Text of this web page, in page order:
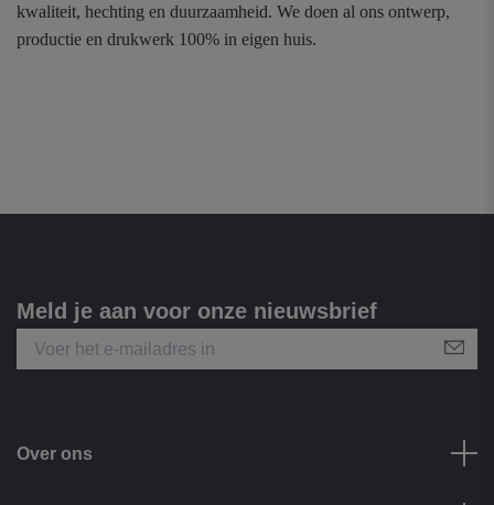
kwaliteit, hechting en duurzaamheid. We doen al ons ontwerp,
productie en drukwerk 100% in eigen huis.
Meld je aan voor onze nieuwsbrief
Over ons